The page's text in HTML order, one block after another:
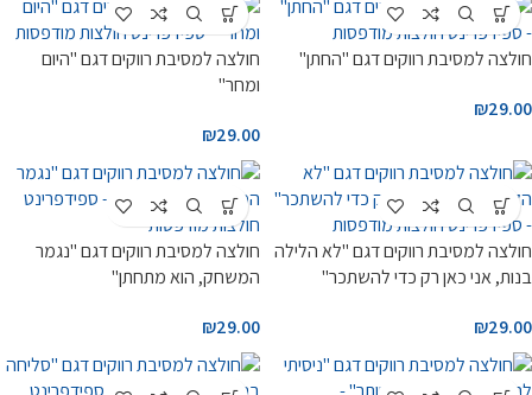
חולצה למסיבת רווקים דגם "החתן"
₪29.00
חולצה למסיבת רווקים דגם "היום
ומחר"
₪29.00
חולצה למסיבת רווקים דגם "לא הלילה
בנות, אני כאן רק כדי להשתכר"
₪29.00
חולצה למסיבת רווקים דגם "נגמר
המשחק, הוא מתחתן"
₪29.00